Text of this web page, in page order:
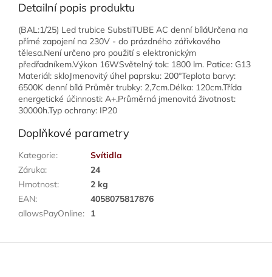
Detailní popis produktu
(BAL:1/25) Led trubice SubstiTUBE AC denní bíláUrčena na
přímé zapojení na 230V - do prázdného zářivkového
tělesa.Není určeno pro použití s elektronickým
předřadníkem.Výkon 16WSvětelný tok: 1800 lm. Patice: G13
Materiál: skloJmenovitý úhel paprsku: 200°Teplota barvy:
6500K denní bílá Průměr trubky: 2,7cm.Délka: 120cm.Třída
energetické účinnosti: A+.Průměrná jmenovitá životnost:
30000h.Typ ochrany: IP20
Doplňkové parametry
Kategorie:
Svítidla
Záruka:
24
Hmotnost:
2 kg
EAN:
4058075817876
allowsPayOnline: 1